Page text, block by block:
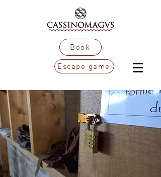
Book
Escape game